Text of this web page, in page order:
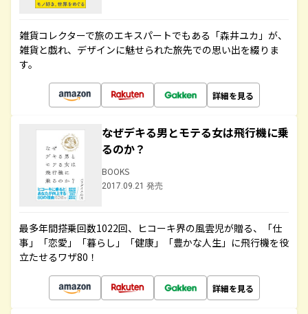
雑貨コレクターで旅のエキスパートでもある「森井ユカ」が、
雑貨と戯れ、デザインに魅せられた旅先での思い出を綴りま
す。
詳細を見る
なぜデキる男とモテる女は飛行機に乗
るのか？
BOOKS
2017.09.21 発売
最多年間搭乗回数1022回、ヒコーキ界の風雲児が贈る、「仕
事」「恋愛」「暮らし」「健康」「豊かな人生」に飛行機を役
立たせるワザ80！
詳細を見る